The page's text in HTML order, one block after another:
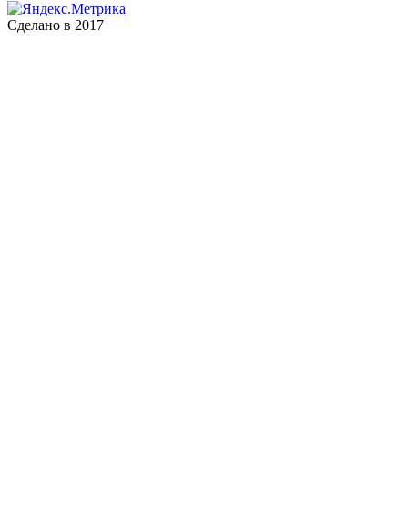
Сделано в 2017